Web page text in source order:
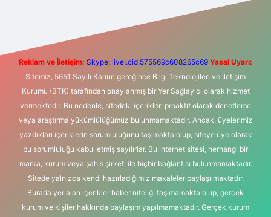
m elexbet
Reklam ve İletişim: Skype: live:.cid.575569c608265c69 Yasal Uyarı:
Sitemiz, 5651 Sayılı Kanun gereğince Bilgi Teknolojileri ve İletişim
Kurumu (BTK) tarafından onaylanmış bir Yer Sağlayıcı olarak hizmet
vermektedir. Bu nedenle, sitedeki içerikleri proaktif olarak denetleme
veya araştırma yükümlülüğümüz bulunmamaktadır. Ancak, üyelerimiz
yazdıkları içeriklerin sorumluluğunu taşımakta olup, siteye üye olarak
bu sorumluluğu kabul etmiş sayılırlar. Bu internet sitesi, herhangi bir
marka, kurum veya şahıs şirketi ile hiçbir bağlantısı bulunmamaktadır.
Sitede yalnızca kendi hazırladığımız makaleler paylaşılmaktadır.
Burada yer alan içerikler haber niteliği taşımamakta olup, gerçek
kurum ve kişiler hakkında paylaşım yapılmamaktadır. Gerçek kurum